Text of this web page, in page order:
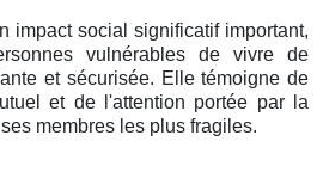
impact social significatif important,
vulnérables de vivre de
et sécurisée. Elle témoigne de
et de l'attention portée par la
membres les plus fragiles.